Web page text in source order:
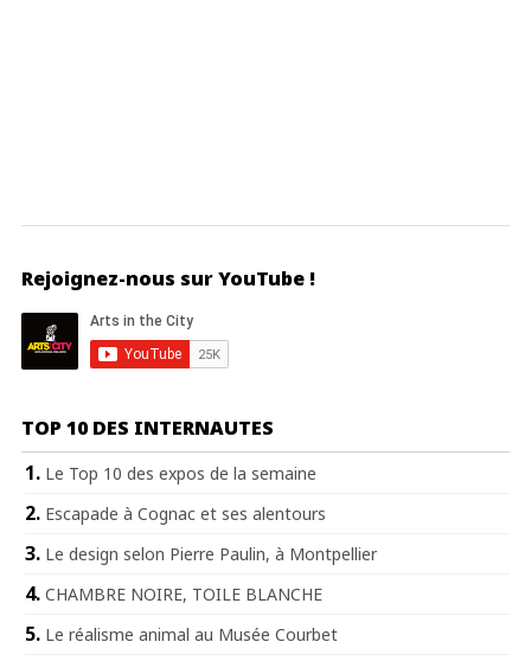
Rejoignez-nous sur YouTube !
TOP 10 DES INTERNAUTES
Le Top 10 des expos de la semaine
Escapade à Cognac et ses alentours
Le design selon Pierre Paulin, à Montpellier
CHAMBRE NOIRE, TOILE BLANCHE
Le réalisme animal au Musée Courbet